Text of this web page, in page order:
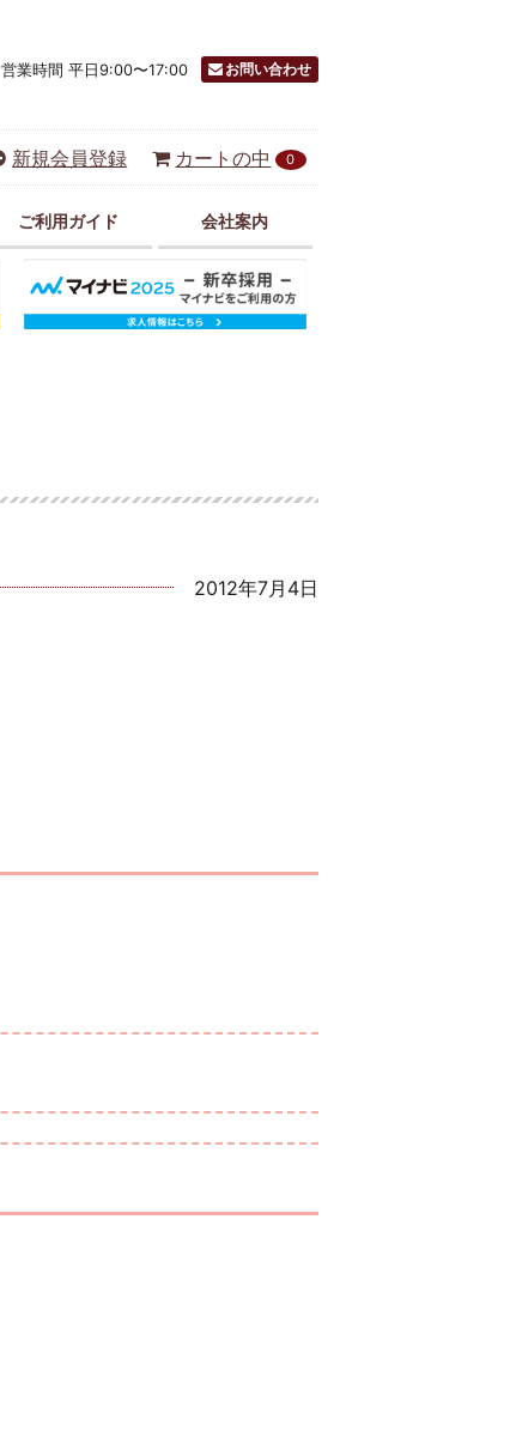
営業時間 平日9:00〜17:00 お問い合わせ
新規会員登録 カートの中 0
ご利用ガイド 会社案内
2012年7月4日